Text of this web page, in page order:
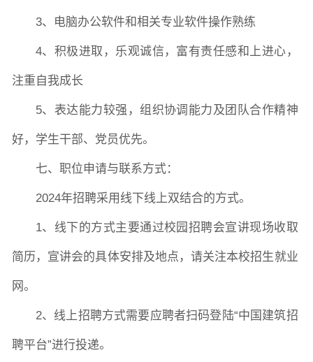
3、电脑办公软件和相关专业软件操作熟练
4、积极进取，乐观诚信，富有责任感和上进心，
注重自我成长
5、表达能力较强，组织协调能力及团队合作精神
好，学生干部、党员优先。
七、职位申请与联系方式：
2024年招聘采用线下线上双结合的方式。
1、线下的方式主要通过校园招聘会宣讲现场收取
简历，宣讲会的具体安排及地点，请关注本校招生就业
网。
2、线上招聘方式需要应聘者扫码登陆“中国建筑招
聘平台”进行投递。